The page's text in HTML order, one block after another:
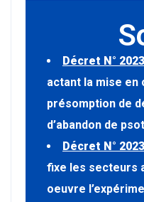
Décret N°
actant la mise
présomption de
d’abandon de
Décret N°
fixe les secteurs
oeuvre